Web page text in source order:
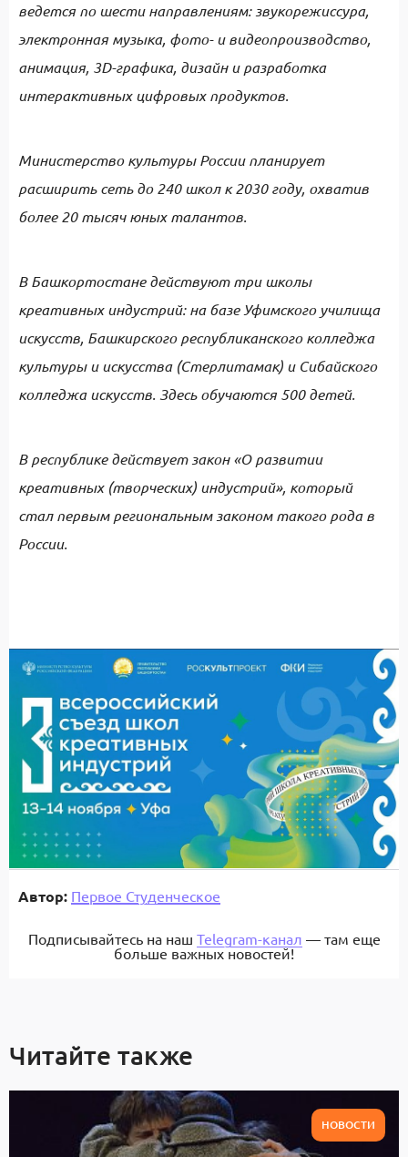
ведется по шести направлениям: звукорежиссура,
электронная музыка, фото- и видеопроизводство,
анимация, 3D-графика, дизайн и разработка
интерактивных цифровых продуктов.
Министерство культуры России планирует
расширить сеть до 240 школ к 2030 году, охватив
более 20 тысяч юных талантов.
В Башкортостане действуют три школы
креативных индустрий: на базе Уфимского училища
искусств, Башкирского республиканского колледжа
культуры и искусства (Стерлитамак) и Сибайского
колледжа искусств. Здесь обучаются 500 детей.
В республике действует закон «О развитии
креативных (творческих) индустрий», который
стал первым региональным законом такого рода в
России.
Автор: Первое Студенческое
Подписывайтесь на наш Telegram-канал — там еще
больше важных новостей!
Читайте также
НОВОСТИ